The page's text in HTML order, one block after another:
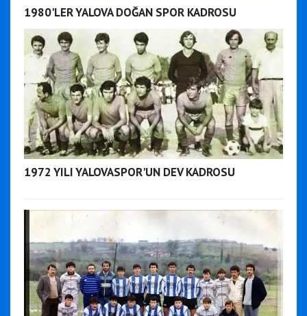
1980'LER YALOVA DOĞAN SPOR KADROSU
1972 YILI YALOVASPOR'UN DEV KADROSU